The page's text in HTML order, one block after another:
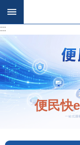
跳到主要內容區塊
:::
:::
便民快